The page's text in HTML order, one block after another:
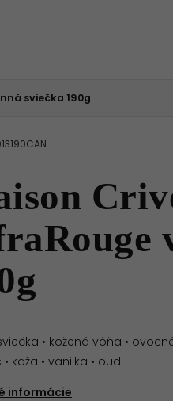
sviečka 190g
• kožená vôňa •
koža • vanilka • oud
informácie